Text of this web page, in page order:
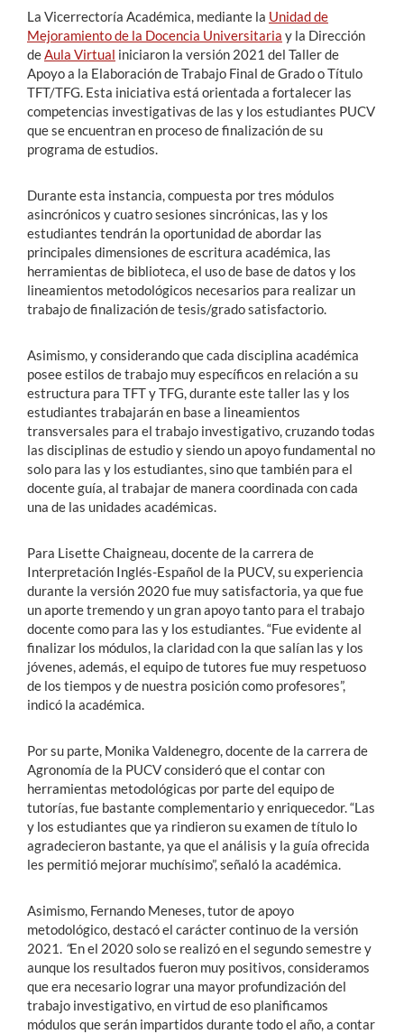
La Vicerrectoría Académica, mediante la Unidad de
Mejoramiento de la Docencia Universitaria y la Dirección
deAula Virtual iniciaron la versión 2021 del Taller de
Apoyo a la Elaboración de Trabajo Final de Grado o Título
TFT/TFG. Esta iniciativa está orientada a fortalecer las
competencias investigativas de las y los estudiantes PUCV
que se encuentran en proceso de finalización de su
programa de estudios.
Durante esta instancia, compuesta por tres módulos
asincrónicos y cuatro sesiones sincrónicas, las y los
estudiantes tendrán la oportunidad de abordar las
principales dimensiones de escritura académica, las
herramientas de biblioteca, el uso de base de datos y los
lineamientos metodológicos necesarios para realizar un
trabajo de finalización de tesis/grado satisfactorio.
Asimismo, y considerando que cada disciplina académica
posee estilos de trabajo muy específicos en relación a su
estructura para TFT y TFG, durante este taller las y los
estudiantes trabajarán en base a lineamientos
transversales para el trabajo investigativo, cruzando todas
las disciplinas de estudio y siendo un apoyo fundamental no
solo para las y los estudiantes, sino que también para el
docente guía, al trabajar de manera coordinada con cada
una de las unidades académicas.
Para Lisette Chaigneau, docente de la carrera de
Interpretación Inglés-Español de la PUCV, su experiencia
durante la versión 2020 fue muy satisfactoria, ya que fue
un aporte tremendo y un gran apoyo tanto para el trabajo
docente como para las y los estudiantes. “Fue evidente al
finalizar los módulos, la claridad con la que salían las y los
jóvenes, además, el equipo de tutores fue muy respetuoso
de los tiempos y de nuestra posición como profesores”,
indicó la académica.
Por su parte, Monika Valdenegro, docente de la carrera de
Agronomía de la PUCV consideró que el contar con
herramientas metodológicas por parte del equipo de
tutorías, fue bastante complementario y enriquecedor. “Las
y los estudiantes que ya rindieron su examen de título lo
agradecieron bastante, ya que el análisis y la guía ofrecida
les permitió mejorar muchísimo”, señaló la académica.
Asimismo, Fernando Meneses, tutor de apoyo
metodológico, destacó el carácter continuo de la versión
2021. “En el 2020 solo se realizó en el segundo semestre y
aunque los resultados fueron muy positivos, consideramos
que era necesario lograr una mayor profundización del
trabajo investigativo, en virtud de eso planificamos
módulos que serán impartidos durante todo el año, a contar